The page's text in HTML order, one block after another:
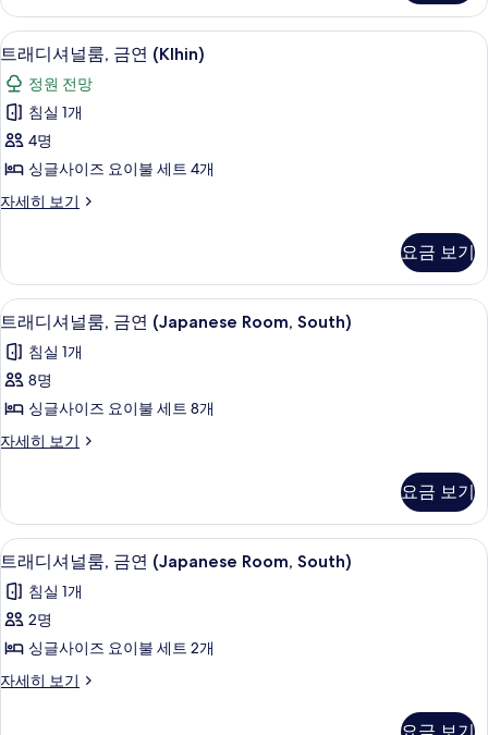
사
진
모
두
보
기
널
룸
(Japanese
Room,
East)
자
세
히
보
트
래
디
셔
널
금
(KIhin)
사
진
모
두
보
기
트래디셔널룸, 금연 (KIhin) | 1 개의 침
37
트래디셔널룸, 금연 (KIhin)
정원 전망
침실 1개
4명
싱글사이즈 요이불 세트 4개
자세히 보기
트
널
룸,
금
(KIhin)
자
히
보
기
요금 보기
트
래
디
셔
룸,
연
(Japanese
Room,
South)
사
진
모
트래디셔널룸, 금연 (Japanese Room,
8
트래디셔널룸, 금연 (Japanese Room, South)
침실 1개
8명
싱글사이즈 요이불 세트 8개
자세히 보기
트
널
룸,
금
(Japanese
Room,
자
세
히
요금 보기
트
래
디
셔
룸,
트래디셔널룸, 금연 (Japanese Room,
9
트래디셔널룸, 금연 (Japanese Room, South)
침실 1개
2명
싱글사이즈 요이불 세트 2개
자세히 보기
트